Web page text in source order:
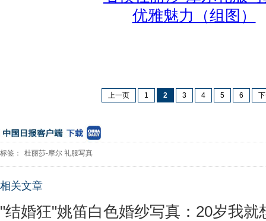
上一页 1 2 3 4 5 6
标签： 杜丽莎-摩尔 礼服写真
相关文章
"结婚狂"姚笛白色婚纱写真：20岁我就